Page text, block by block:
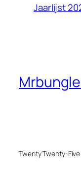
Jaarlijst
Twenty Twenty-Five